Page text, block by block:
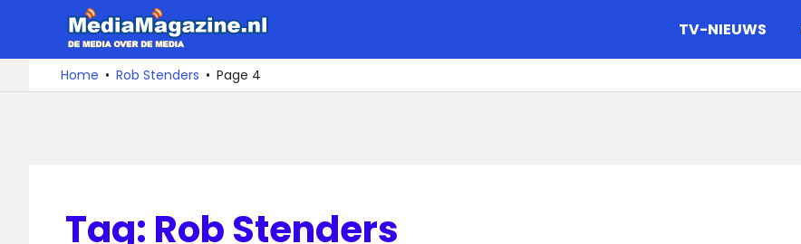
de
De
media
over
TV-NIEUWS
Home Rob Stenders Page 4
Tag: Rob Stenders